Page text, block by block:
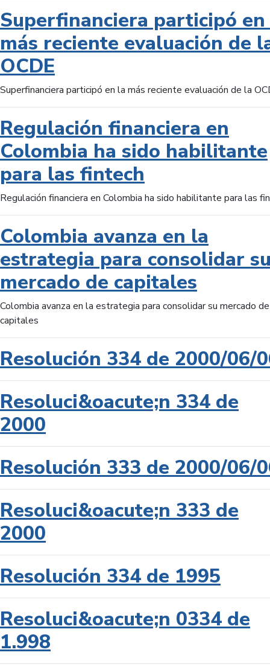
Superfinanciera participó
más reciente evaluación de
OCDE
Superfinanciera participó en la más reciente evaluación de la
Regulación financiera en
Colombia ha sido habilitante
para las fintech
Regulación financiera en Colombia ha sido habilitante para las
Colombia avanza en la
estrategia para consolidar
mercado de capitales
Colombia avanza en la estrategia para consolidar su mercado de
capitales
Resolución 334 de 2000/06/
Resoluci&oacute;n 334 de
2000
Resolución 333 de 2000/06/
Resoluci&oacute;n 333 de
2000
Resolución 334 de 1995
Resoluci&oacute;n 0334 de
1.998